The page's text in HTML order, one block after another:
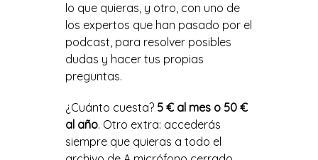
lo que quieras, y otro, con uno de
los expertos que han pasado por el
podcast, para resolver posibles
dudas y hacer tus propias
preguntas.
¿Cuánto cuesta?5 € al mes o 50 €
al año. Otro extra: accederás
siempre que quieras a todo el